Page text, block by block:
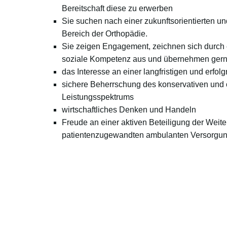
Bereitschaft diese zu erwerben
Sie suchen nach einer zukunftsorientierten
Bereich der Orthopädie.
Sie zeigen Engagement, zeichnen sich
soziale Kompetenz aus und übernehmen
das Interesse an einer langfristigen und
sichere Beherrschung des konservativen und
Leistungsspektrums
wirtschaftliches Denken und Handeln
Freude an einer aktiven Beteiligung der
patientenzugewandten ambulanten